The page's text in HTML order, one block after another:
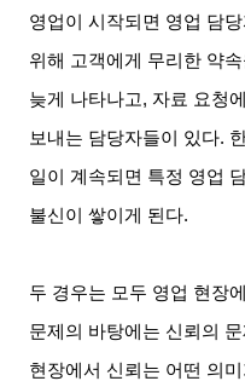
영업이 시작되면 영업 담
위해 고객에게 무리한 약
늦게 나타나고, 자료 요청
보내는 담당자들이 있다.
일이 계속되면 특정 영업
불신이 쌓이게 된다.
두 경우는 모두 영업 현장
문제의 바탕에는 신뢰의
현장에서 신뢰는 어떤 의미